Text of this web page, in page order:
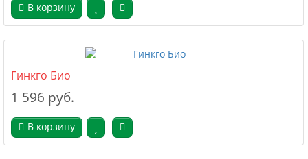
В корзину
Гинкго Био
1 596 руб.
В корзину